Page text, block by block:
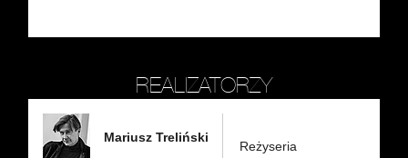
REALIZATORZY
Mariusz Treliński
Reżyseria